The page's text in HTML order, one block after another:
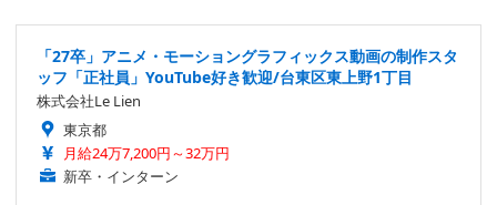
「27卒」アニメ・モーショングラフィックス動画の制作スタ
ッフ「正社員」YouTube好き歓迎/台東区東上野1丁目
株式会社Le Lien
東京都
月給24万7,200円～32万円
新卒・インターン